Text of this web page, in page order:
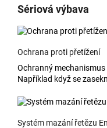
Sériová výbava
Ochrana proti přetížení
Ochranný
Například když se
Systém mazání řetězu